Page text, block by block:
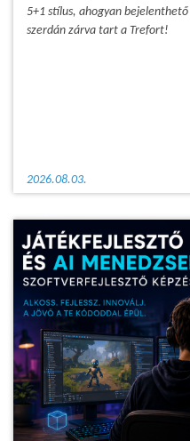
5+1 stílus, ahogyan
szerdán zárva tart a Trefort!
2026.08.03.